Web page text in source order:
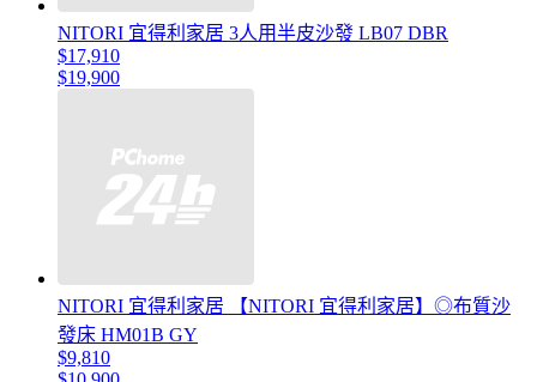
NITORI 宜得利家居 3人用半皮沙發 LB07 DBR
$17,910
$19,900
NITORI 宜得利家居 【NITORI 宜得利家居】◎布質沙
發床 HM01B GY
$9,810